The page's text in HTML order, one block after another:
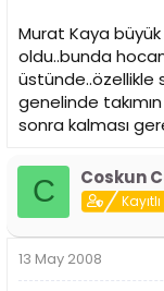
Murat Kaya
oldu..bunda
üstünde..özellikle
genelinde
sonra kalması
C Coskun
13 May 2008